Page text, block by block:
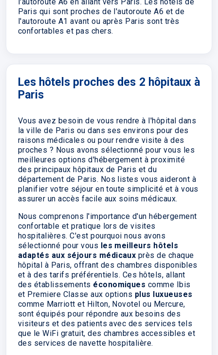
Paris qui sont proches de l'autoroute A6 et de
l'autoroute A1 avant ou après Paris sont très
confortables et pas chers.
Les hôtels proches des 2 hôpitaux à
Paris
Vous avez besoin de vous rendre à l'hôpital dans
la ville de Paris ou dans ses environs pour des
raisons médicales ou pour rendre visite à des
proches ? Nous avons sélectionné pour vous les
meilleures options d'hébergement à proximité
des principaux hôpitaux de Paris et du
département de Paris. Nos listes vous aideront à
planifier votre séjour en toute simplicité et à vous
assurer un accès facile aux soins médicaux.
Nous comprenons l'importance d'un hébergement
confortable et pratique lors de visites
hospitalières. C'est pourquoi nous avons
sélectionné pour vous les meilleurs hôtels
adaptés aux séjours médicaux près de chaque
hôpital à Paris, offrant des chambres disponibles
et à des tarifs préférentiels. Ces hôtels, allant
des établissements économiques comme Ibis
et Premiere Classe aux options plus luxueuses
comme Marriott et Hilton, Novotel ou Mercure,
sont équipés pour répondre aux besoins des
visiteurs et des patients avec des services tels
que le WiFi gratuit, des chambres accessibles et
des services de navette hospitalière.